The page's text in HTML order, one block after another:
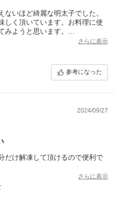
いほど綺麗な明太子でした。
しく頂いています。お料理に使
みようと思います。
は少し刺激の強かったかな、と
めの方は少し注意かも？ とい
さらに表示
参考になった
2024/09/27
だけ解凍して頂けるので便利で
さらに表示